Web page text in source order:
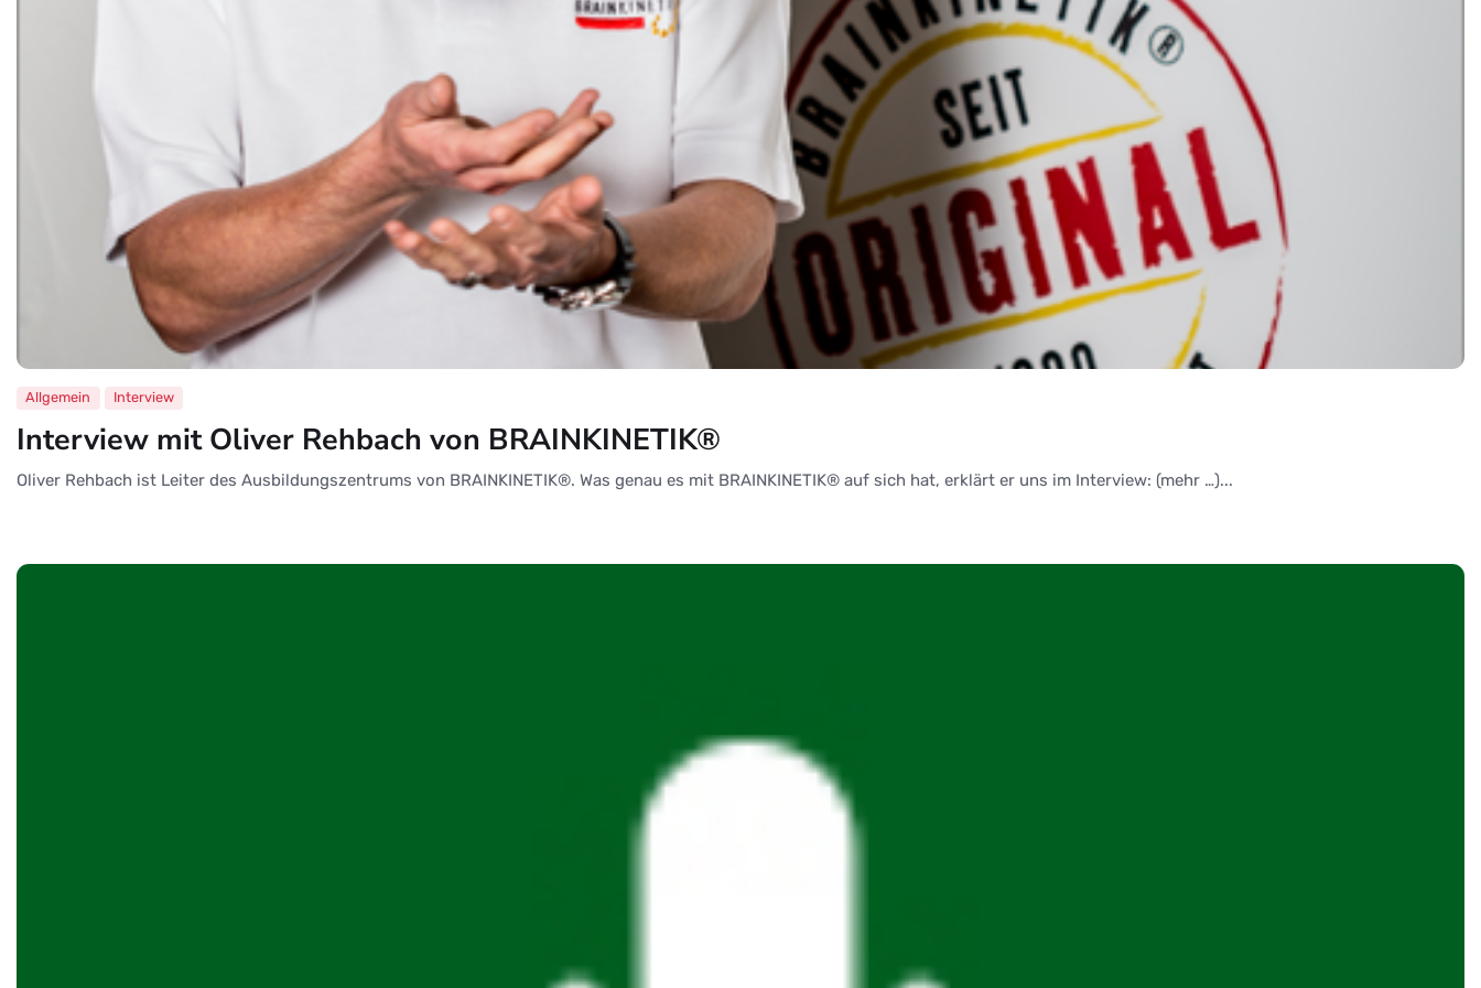
Interview mit Oliver Rehbach von BRAINKINETIK®
Oliver Rehbach ist Leiter des Ausbildungszentrums von BRAINKINETIK®. Was genau es mit BRAINKINETIK® auf sich hat, erklärt er uns im Interview: (mehr …)...
Allgemein Interview